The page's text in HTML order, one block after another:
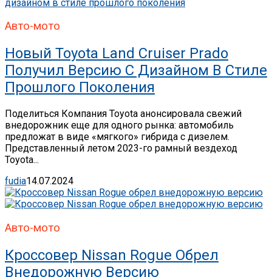
Авто-мото
Новый Toyota Land Cruiser Prado
Получил Версию С Дизайном В Стиле
Прошлого Поколения
Поделиться Компания Toyota анонсировала свежий
внедорожник еще для одного рынка: автомобиль
предложат в виде «мягкого» гибрида с дизелем.
Представленный летом 2023-го рамный вездеход
Toyota...
fudia14.07.2024
Авто-мото
Кроссовер Nissan Rogue Обрел
Внедорожную Версию